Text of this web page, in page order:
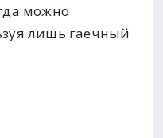
можно
лишь гаечный